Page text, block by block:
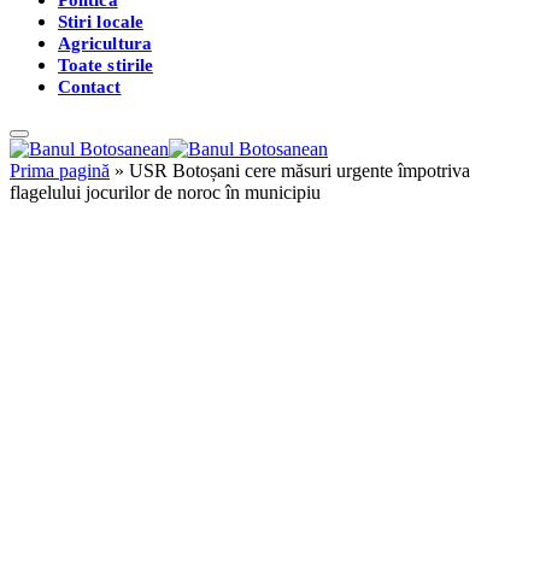
Stiri locale
Agricultura
Toate stirile
Contact
Prima pagină » USR Botoșani cere măsuri urgente împotriva
flagelului jocurilor de noroc în municipiu